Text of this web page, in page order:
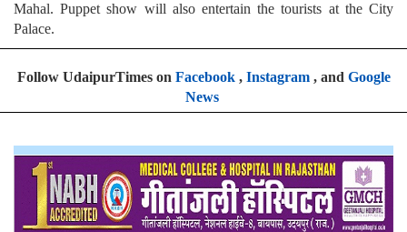
Mahal. Puppet show will also entertain the tourists at the City
Palace.
Follow UdaipurTimes on Facebook, Instagram, and Google
News